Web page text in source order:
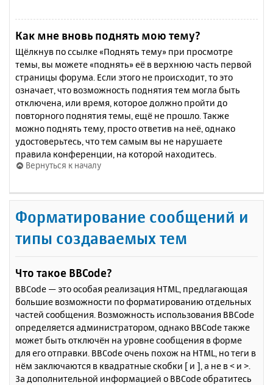
Как мне вновь поднять мою тему?
Щёлкнув по ссылке «Поднять тему» при просмотре
темы, вы можете «поднять» её в верхнюю часть первой
страницы форума. Если этого не происходит, то это
означает, что возможность поднятия тем могла быть
отключена, или время, которое должно пройти до
повторного поднятия темы, ещё не прошло. Также
можно поднять тему, просто ответив на неё, однако
удостоверьтесь, что тем самым вы не нарушаете
правила конференции, на которой находитесь.
Вернуться к началу
Форматирование сообщений и
типы создаваемых тем
Что такое BBCode?
BBCode — это особая реализация HTML, предлагающая
большие возможности по форматированию отдельных
частей сообщения. Возможность использования BBCode
определяется администратором, однако BBCode также
может быть отключён на уровне сообщения в форме
для его отправки. BBCode очень похож на HTML, но теги в
нём заключаются в квадратные скобки [ и ], а не в < и >.
За дополнительной информацией о BBCode обратитесь